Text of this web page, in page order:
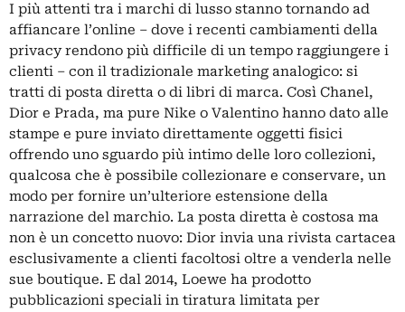
I più attenti tra i marchi di lusso stanno tornando ad
affiancare l’online – dove i recenti cambiamenti della
privacy rendono più difficile di un tempo raggiungere i
clienti – con il tradizionale marketing analogico: si
tratti di posta diretta o di libri di marca. Così Chanel,
Dior e Prada, ma pure Nike o Valentino hanno dato alle
stampe e pure inviato direttamente oggetti fisici
offrendo uno sguardo più intimo delle loro collezioni,
qualcosa che è possibile collezionare e conservare, un
modo per fornire un’ulteriore estensione della
narrazione del marchio. La posta diretta è costosa ma
non è un concetto nuovo: Dior invia una rivista cartacea
esclusivamente a clienti facoltosi oltre a venderla nelle
sue boutique. E dal 2014, Loewe ha prodotto
pubblicazioni speciali in tiratura limitata per